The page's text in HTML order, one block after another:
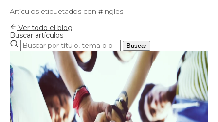
Artículos etiquetados con #ingles
Ver todo el blog
Buscar artículos
Buscar